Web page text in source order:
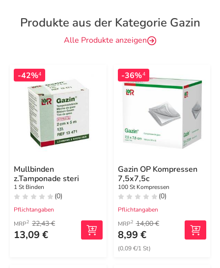
Produkte aus der Kategorie Gazin
Alle Produkte anzeigen
-42%4
Mullbinden
z.Tamponade steri
1 St Binden
(0)
Pflichtangaben
MRP2 22,43 €
13,09 €
-36%4
Gazin OP Kompressen
7,5x7,5c
100 St Kompressen
(0)
Pflichtangaben
MRP2 14,00 €
8,99 €
(0,09 €/1 St)